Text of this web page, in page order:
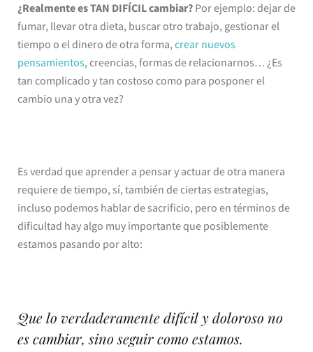
¿Realmente es TAN DIFÍCIL cambiar? Por ejemplo: dejar de
fumar, llevar otra dieta, buscar otro trabajo, gestionar el
tiempo o el dinero de otra forma, crear nuevos
pensamientos, creencias, formas de relacionarnos… ¿Es
tan complicado y tan costoso como para posponer el
cambio una y otra vez?
Es verdad que aprender a pensar y actuar de otra manera
requiere de tiempo, sí, también de ciertas estrategias,
incluso podemos hablar de sacrificio, pero en términos de
dificultad hay algo muy importante que posiblemente
estamos pasando por alto:
Que lo verdaderamente difícil y doloroso no
es cambiar, sino seguir como estamos.